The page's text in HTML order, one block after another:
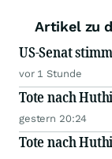
Artikel zu
US-Senat
vor 1 Stunde
Tote nach
gestern 20:24
Tote nach